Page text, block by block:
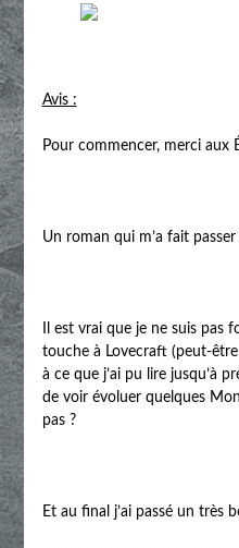
Avis :
Pour commencer, merci aux
Un roman qui m’a fait
Il est vrai que je ne suis
touche à Lovecraft (peut-
à ce que j’ai pu lire jusqu’à
de voir évoluer quelques
pas ?
Et au final j’ai passé un très